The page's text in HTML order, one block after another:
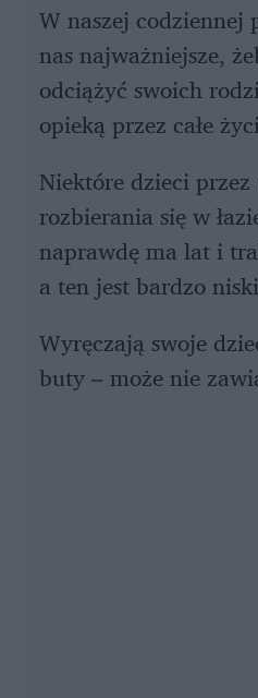
W naszej codziennej
nas najważniejsze,
odciążyć swoich
opieką przez całe
Niektóre dzieci
rozbierania się w
naprawdę ma lat i
a ten jest bardzo
Wyręczają swoje
buty – może nie